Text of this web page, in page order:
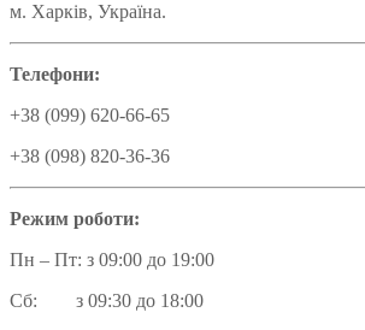
м. Харків, Україна.
Телефони:
+38 (099) 620-66-65
+38 (098) 820-36-36
Режим роботи:
Пн – Пт: з 09:00 до 19:00
Сб: з 09:30 до 18:00